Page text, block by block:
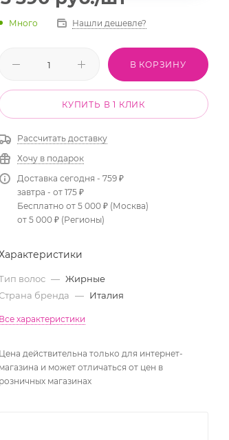
Много Нашли дешевле?
В КОРЗИНУ
КУПИТЬ В 1 КЛИК
Рассчитать доставку
Хочу в подарок
Доставка сегодня - 759 ₽
завтра - от 175 ₽
Бесплатно от 5 000 ₽ (Москва)
от 5 000 ₽ (Регионы)
волос — Жирные
Страна бренда — Италия
Все характеристики
Цена действительна только для интернет-
магазина и может отличаться от цен в
розничных магазинах